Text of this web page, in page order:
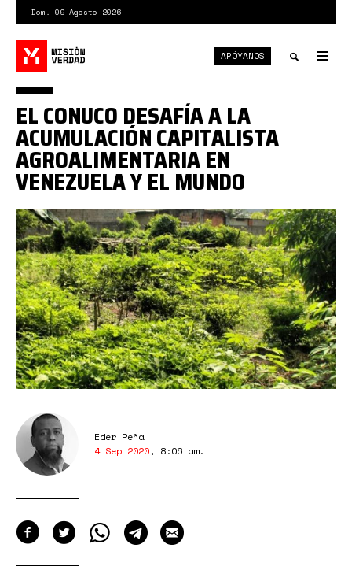
contenido
principal
Dom. 09 Agosto 2026
APÓYANOS
1*HoBg8Y3xl6uylFxDM8eYYg.jpeg
EL CONUCO DESAFÍA A LA
ACUMULACIÓN CAPITALISTA
AGROALIMENTARIA EN
VENEZUELA Y EL MUNDO
Eder Peña
4 Sep 2020, 8:06 am.